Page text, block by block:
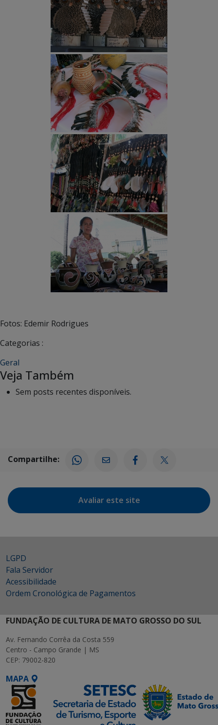
Fotos: Edemir Rodrigues
Categorias :
Geral
Veja Também
Sem posts recentes disponíveis.
Compartilhe:
Avaliar este site
LGPD
Fala Servidor
Acessibilidade
Ordem Cronológica de Pagamentos
FUNDAÇÃO DE CULTURA DE MATO GROSSO DO SUL
Av. Fernando Corrêa da Costa 559
Centro - Campo Grande | MS
CEP: 79002-820
MAPA